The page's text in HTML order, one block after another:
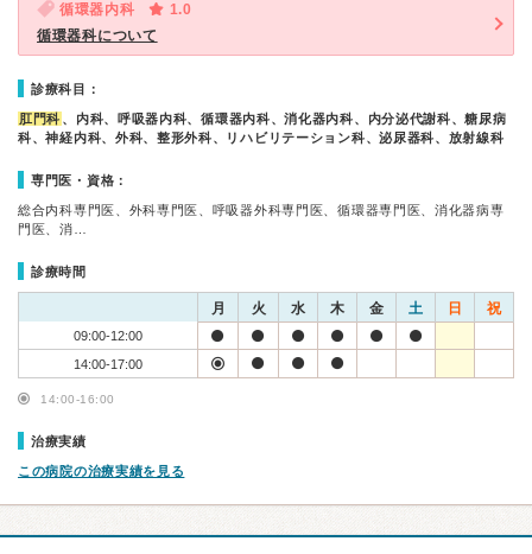
循環器内科
1.0
循環器科について
診療科目：
肛門科 、内科、呼吸器内科、循環器内科、消化器内科、内分泌代謝科、糖尿病
科、神経内科、外科、整形外科、リハビリテーション科、泌尿器科、放射線科
専門医・資格：
総合内科専門医、外科専門医、呼吸器外科専門医、循環器専門医、消化器病専
門医、消…
診療時間
月 火 水 木 金 土 日 祝
09:00-12:00
14:00-17:00
14:00-16:00
治療実績
この病院の治療実績を見る